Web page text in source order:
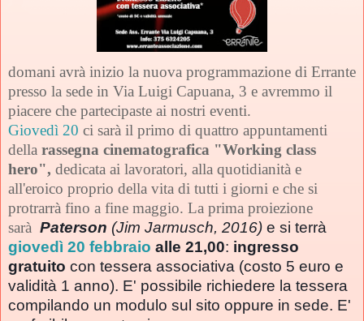
domani avrà inizio la nuova programmazione di Errante
presso la sede in Via Luigi Capuana, 3 e avremmo il
piacere che partecipaste ai nostri eventi.
Giovedì 20 ci sarà il primo di quattro appuntamenti
della rassegna cinematografica "Working class
hero", dedicata ai lavoratori, alla quotidianità e
all'eroico proprio della vita di tutti i giorni e che si
protrarrà fino a fine maggio. La prima proiezione
sarà Paterson (Jim Jarmusch, 2016)
giovedì 20 febbraio alle 21,00: ingresso
gratuito con tessera associativa (costo 5 euro e
validità 1 anno). E' possibile richiedere la tessera
compilando un modulo sul sito oppure in sede. E'